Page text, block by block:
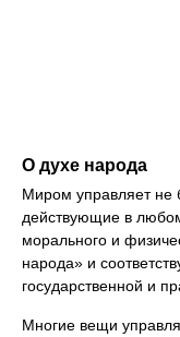
О духе народа
Миром управляет не
действующие в
морального и
народа» и
государственной и
Многие вещи